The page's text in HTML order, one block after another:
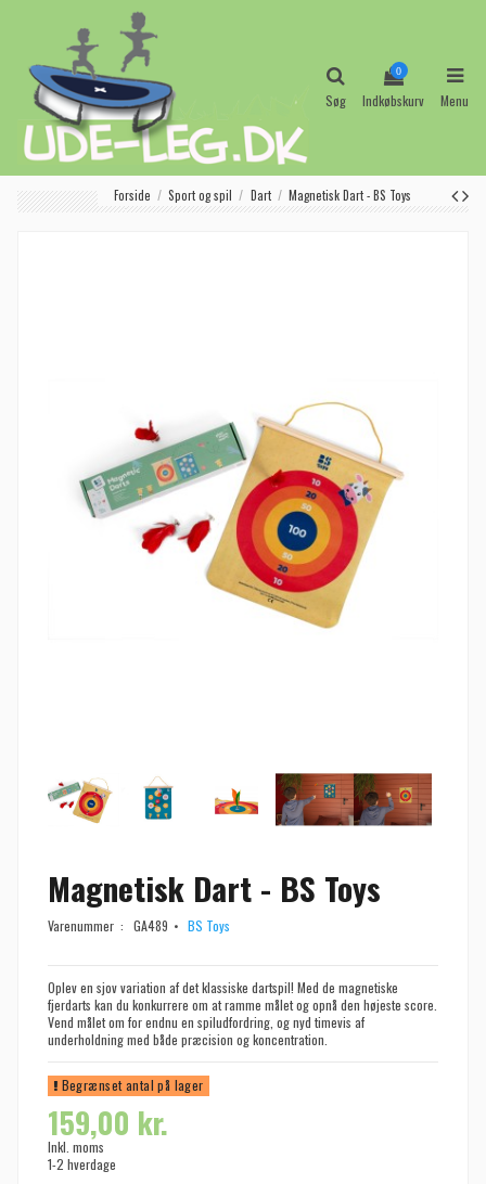
Søg
0
Indkøbskurv Menu
Forside Sport og spil Dart Magnetisk Dart - BS Toys
Magnetisk Dart - BS Toys
Varenummer : GA489 BS Toys
Oplev en sjov variation af det klassiske dartspil! Med de magnetiske
fjerdarts kan du konkurrere om at ramme målet og opnå den højeste score.
Vend målet om for endnu en spiludfordring, og nyd timevis af
underholdning med både præcision og koncentration.
Begrænset antal på lager
159,00 kr.
Inkl. moms
1-2 hverdage